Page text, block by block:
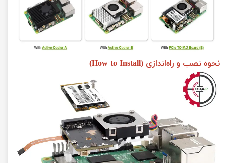
نحوه نصب و راه‌اندازی (How to Install)